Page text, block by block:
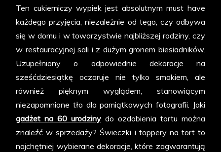
Ten cukierniczy wypiek jest absolutnym must have
każdego przyjęcia, niezależnie od tego, czy odbywa
się w domu i w towarzystwie najbliższej rodziny, czy
w restauracyjnej sali i z dużym gronem biesiadników.
Uzupełniony o odpowiednie dekoracje na
sześćdziesiątkę oczaruje nie tylko smakiem, ale
również pięknym wyglądem, stanowiącym
niezapomniane tło dla pamiątkowych fotografii. Jaki
gadżet na 60 urodziny do ozdobienia tortu można
znaleźć w sprzedaży? Świeczki i toppery na tort to
najchętniej wybierane dekoracje, które zagwarantują